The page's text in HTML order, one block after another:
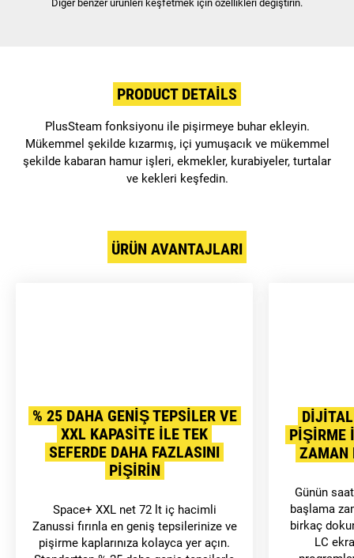
Diğer benzer ürünleri keşfetmek için özellikleri değiştirin.
PRODUCT DETAILS
PlusSteam fonksiyonu ile pişirmeye buhar ekleyin.
Mükemmel şekilde kızarmış, içi yumuşacık ve mükemmel
şekilde kabaran hamur işleri, ekmekler, kurabiyeler, turtalar
ve kekleri keşfedin.
ÜRÜN AVANTAJLARI
% 25 DAHA GENIŞ TEPSILER VE
XXL KAPASITE ILE TEK
SEFERDE DAHA FAZLASINI
PIŞIRIN
Space+ XXL net 72 lt iç hacimli
Zanussi fırınla en geniş tepsilerinize ve
pişirme kaplarınıza kolayca yer açın.
PIŞIRME
ZAMAN
Günün
başlama
birkaç
LC